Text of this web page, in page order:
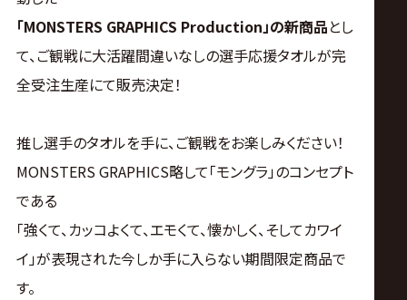
公
式
サ
イ
ト
「MONSTERS GRAPHICS Production」の新商品とし
て、ご観戦に大活躍間違いなしの選手応援タオルが完
全受注生産にて販売決定！
推し選手のタオルを手に、ご観戦をお楽しみください！
MONSTERS GRAPHICS略して「モングラ」のコンセプト
である
「強くて、カッコよくて、エモくて、懐かしく、そしてカワイ
イ」が表現された今しか手に入らない期間限定商品で
す。